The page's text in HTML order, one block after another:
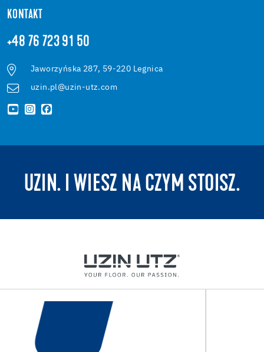
KONTAKT
+48 76 723 91 50
Jaworzyńska 287, 59-220 Legnica
uzin.pl@uzin-utz.com
UZIN. I WIESZ NA CZYM STOISZ.